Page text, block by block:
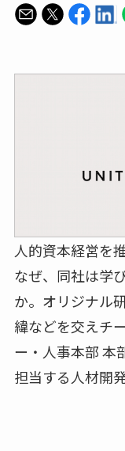
人的資本経営を
なぜ、同社は学
か。オリジナル
緯などを交えチ
ー・人事本部 本
担当する人材開